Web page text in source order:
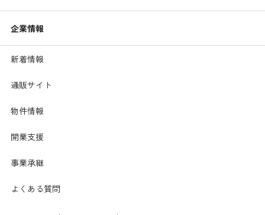
企業情報
新着情報
通販サイト
物件情報
開業支援
事業承継
よくある質問
【材料】1人分
トマト ･･････････････････